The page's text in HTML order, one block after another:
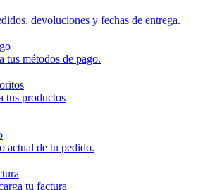
devoluciones y fechas de entrega.
tus métodos de pago.
tus productos
actual de tu pedido.
tu factura